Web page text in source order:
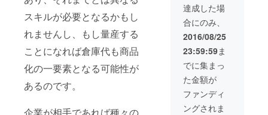
スキルが必要となるかもし
れませんし、もし量産する
ことになれば倉庫代も商品
化の一要素となる可能性が
あるのです。
企業が相手であれば種々の
によ
り、内
部構造
を覗け
るマニ
ホール
ドを制
作しま
す。 管
に通し
て回路
を確認
で現実
の物に
見せる
不可能
立体。
きっと
誰かに
自慢し
たくな
る逸品
になり
ます。
達成した場
合にのみ、
2016/08/25
23:59:59ま
でに集まっ
た金額が
ファンディ
ングされま